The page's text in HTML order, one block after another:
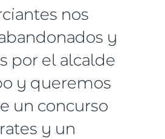
nos
y
por el alcalde
y queremos
un concurso
y un